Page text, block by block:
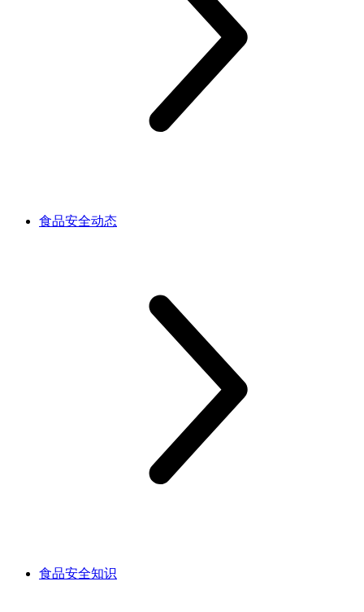
食品安全动态
食品安全知识